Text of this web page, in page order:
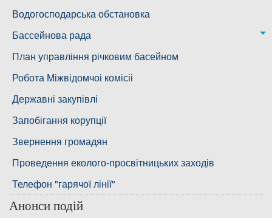
Снігурівська дільниця
Дільниця з обслуговування насосного обладнання та
водоочисних установок
Режими роботи водних об’єктів
Водогосподарська обстановка
Бассейнова рада
Басейнова рада Південного Бугу
Басейнова рада нижнього Дніпра
Басейнова рада річок Причорномор'я
План управління річковим басейном
Робота Міжвідомчоі комісіі
Державні закупівлі
Запобігання корупції
Звернення громадян
Проведення еколого-просвітницьких заходів
Телефон "гарячої лінії"
Анонси подій